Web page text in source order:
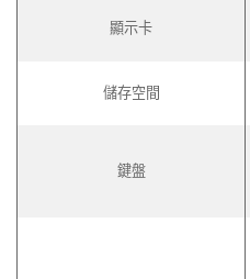
顯示卡
儲存空間
鍵盤